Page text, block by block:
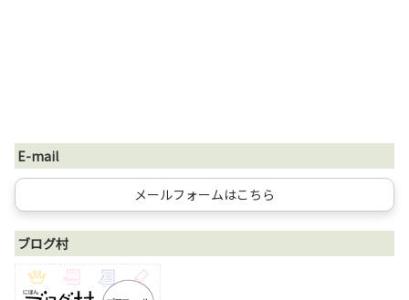
E-mail
メールフォームはこちら
ブログ村